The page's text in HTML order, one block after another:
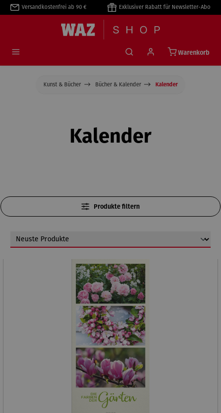
springen
Versandkostenfrei ab 90 € Exklusiver Rabatt für Newsletter-Abo
Warenkorb
Kunst & Bücher Bücher & Kalender Kalender
Kalender
Produkte filtern